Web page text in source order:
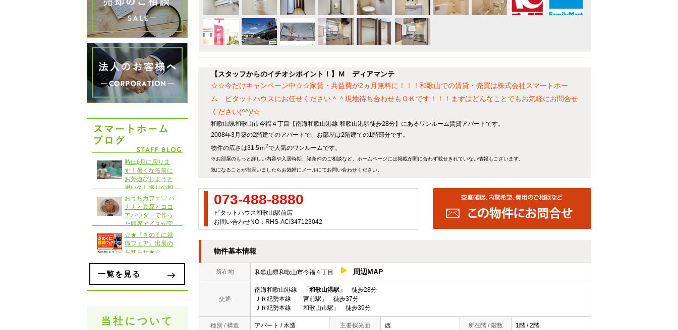
【スタッフからのイチオシポイント！】Ｍ ディアマンテ
☆☆今だけキャンペーン中☆☆家賃・共益費が2ヵ月無料に！！！和歌山での賃貸・売買は株式会社スマートホー
ム ピタットハウスにお任せください＾＾現地待ち合わせもＯＫです！！！まずはどんなことでもお気軽にお問合せ
ください(^^)/☆
和歌山県和歌山市今福４丁目【南海和歌山港線 和歌山港駅徒歩28分】にあるワンルーム賃貸アパートです。
2008年3月築の2階建てのアパートで、お部屋は2階建ての1階部分です。
物件の広さは31.5ｍ2で人気のワンルームです。
※お部屋のもっと詳しい内容や入居時期、諸条件のご相談など、ホームページには掲載が間に合わず載せきれていない情報もございます。
気になることが御座いましたらお気軽にメールにてお問い合わせください。
073-488-8880
ピタットハウス和歌山駅前店
お問い合わせNO：RHS-ACI347123042
物件基本情報
所在地 和歌山県和歌山市今福４丁目 周辺MAP
交通
南海和歌山港線 「和歌山港駅」
徒歩28分
ＪＲ紀勢本線 「宮前駅」 徒歩37分
ＪＲ紀勢本線 「和歌山市駅」 徒歩39分
種別 / 構造 アパート / 木造 主要採光面 西 所在階 / 階数 1階 / 2階
一覧を見る
当社について